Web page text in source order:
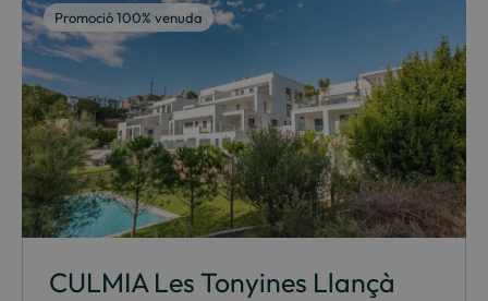
Promoció 100% venuda
CULMIA Les Tonyines Llançà